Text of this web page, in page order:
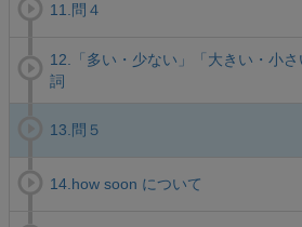
11.問４
12.「多い・少ない」「大きい・小
詞
13.問５
14.how soon について